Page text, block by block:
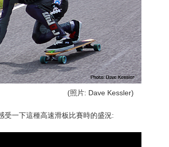
Kessler)
受一下這種高速滑板比賽時的盛況: